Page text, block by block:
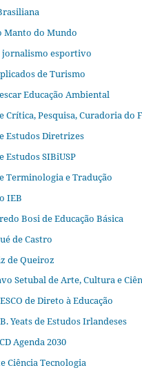
Manto do Mundo
jornalismo esportivo
de Turismo
Educação Ambiental
Crítica, Pesquisa, Curadoria do
Estudos Diretrizes
Estudos SIBiUSP
Terminologia e Tradução
IEB
Bosi de Educação Básica
de Castro
de Queiroz
Setubal de Arte, Cultura e
de Direto à Educação
Yeats de Estudos Irlandeses
Agenda 2030
Ciência Tecnologia